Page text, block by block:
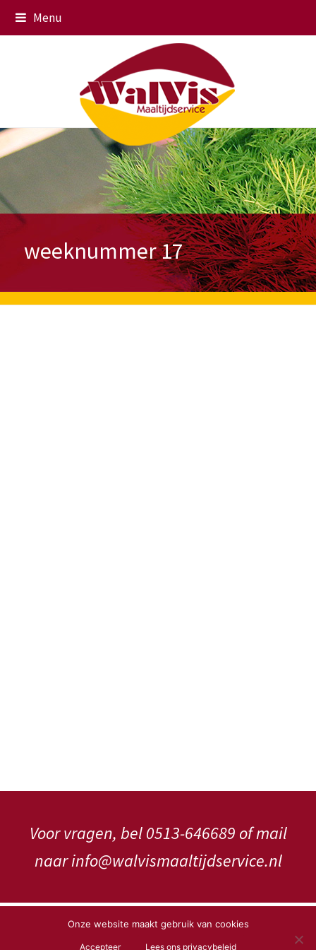
Menu
weeknummer 17
Voor vragen, bel 0513-646689 of mail
naar info@walvismaaltijdservice.nl
Copyright WalVis Maaltijdservice V.o.f.
Onze website maakt gebruik van cookies
Accepteer Lees ons privacybeleid